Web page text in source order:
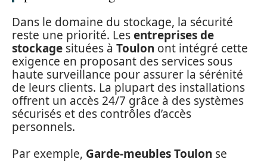
Dans le domaine du stockage, la sécurité
reste une priorité. Lesentreprises de
stockage situées à Toulon ont intégré cette
exigence en proposant des services sous
haute surveillance pour assurer la sérénité
de leurs clients. La plupart des installations
offrent un accès 24/7 grâce à des systèmes
sécurisés et des contrôles d’accès
personnels.
Par exemple, Garde-meubles Toulon se